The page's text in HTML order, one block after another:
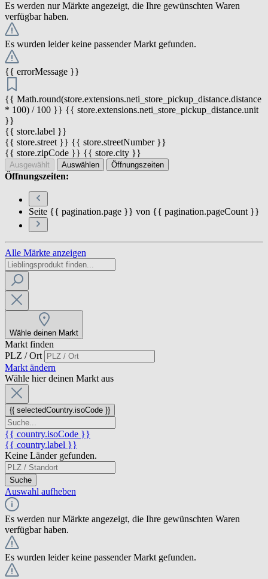
Es werden nur Märkte angezeigt, die Ihre gewünschten Waren
verfügbar haben.
Es wurden leider keine passender Markt gefunden.
{{ errorMessage }}
{{ Math.round(store.extensions.neti_store_pickup_distance.distance
* 100) / 100 }} {{ store.extensions.neti_store_pickup_distance.unit
}}
{{ store.label }}
{{ store.street }} {{ store.streetNumber }}
{{ store.zipCode }} {{ store.city }}
Ausgewählt Auswählen Öffnungszeiten
Öffnungszeiten:
Seite {{ pagination.page }} von {{ pagination.pageCount }}
Alle Märkte anzeigen
Wähle deinen Markt
Markt finden
PLZ / Ort
Markt ändern
Wähle hier deinen Markt aus
{{ selectedCountry.isoCode }}
{{ country.isoCode }}
{{ country.label }}
Keine Länder gefunden.
Suche
Auswahl aufheben
Es werden nur Märkte angezeigt, die Ihre gewünschten Waren
verfügbar haben.
Es wurden leider keine passender Markt gefunden.